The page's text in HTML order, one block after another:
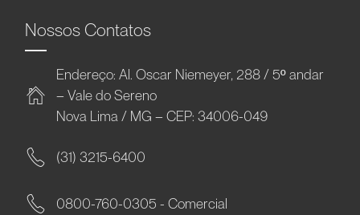
Nossos Contatos
Endereço: Al. Oscar Niemeyer, 288 / 5º andar
– Vale do Sereno
Nova Lima / MG – CEP: 34006-049
(31) 3215-6400
0800-760-0305 - Comercial